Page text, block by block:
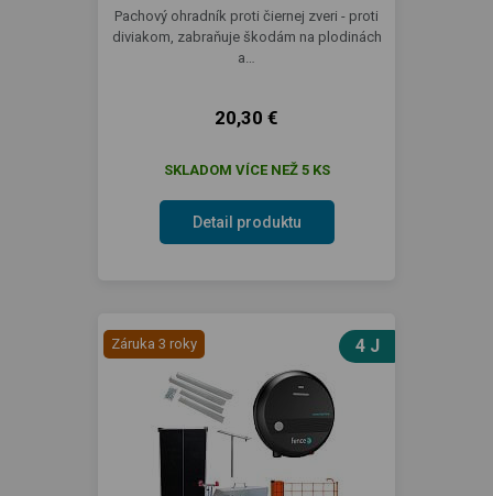
Pachový ohradník proti čiernej zveri - proti
diviakom, zabraňuje škodám na plodinách
a…
20,30 €
SKLADOM VÍCE NEŽ 5 KS
Detail produktu
Záruka 3 roky 4 J